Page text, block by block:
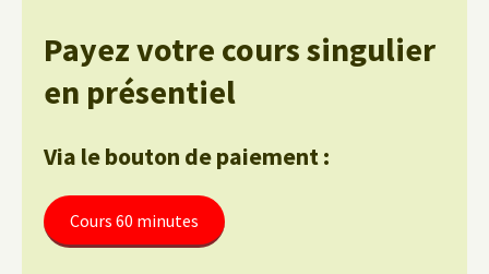
Payez votre cours singulier
en présentiel
Via le bouton de paiement :
Cours 60 minutes